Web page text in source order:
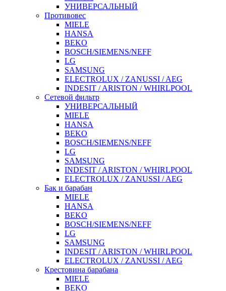
УНИВЕРСАЛЬНЫЙ
Противовес
MIELE
HANSA
BEKO
BOSCH/SIEMENS/NEFF
LG
SAMSUNG
ELECTROLUX / ZANUSSI / AEG
INDESIT / ARISTON / WHIRLPOOL
Сетевой фильтр
УНИВЕРСАЛЬНЫЙ
MIELE
HANSA
BEKO
BOSCH/SIEMENS/NEFF
LG
SAMSUNG
INDESIT / ARISTON / WHIRLPOOL
ELECTROLUX / ZANUSSI / AEG
Бак и барабан
MIELE
HANSA
BEKO
BOSCH/SIEMENS/NEFF
LG
SAMSUNG
INDESIT / ARISTON / WHIRLPOOL
ELECTROLUX / ZANUSSI / AEG
Крестовина барабана
MIELE
BEKO